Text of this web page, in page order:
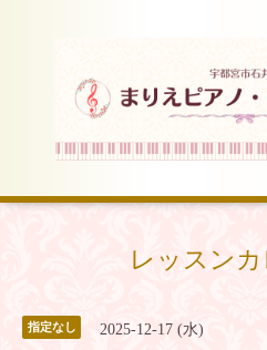
レッスン
指定なし 2025-12-17 (水)